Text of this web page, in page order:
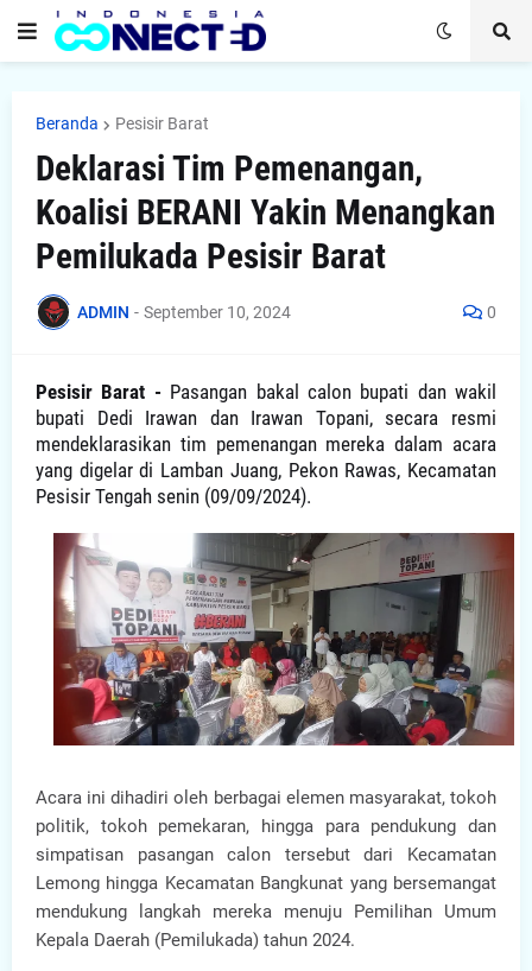
Beranda Pesisir Barat
Deklarasi Tim Pemenangan,
Koalisi BERANI Yakin Menangkan
Pemilukada Pesisir Barat
ADMIN - September 10, 2024 0
Pesisir Barat - Pasangan bakal calon bupati dan wakil
bupati Dedi Irawan dan Irawan Topani, secara resmi
mendeklarasikan tim pemenangan mereka dalam acara
yang digelar di Lamban Juang, Pekon Rawas, Kecamatan
Pesisir Tengah senin (09/09/2024).
Acara ini dihadiri oleh berbagai elemen masyarakat, tokoh
politik, tokoh pemekaran, hingga para pendukung dan
simpatisan pasangan calon tersebut dari Kecamatan
Lemong hingga Kecamatan Bangkunat yang bersemangat
mendukung langkah mereka menuju Pemilihan Umum
Kepala Daerah (Pemilukada) tahun 2024.